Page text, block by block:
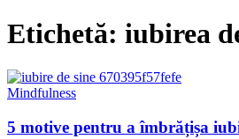
Etichetă: iubirea
Mindfulness
5 motive pentru a îmbrățișa